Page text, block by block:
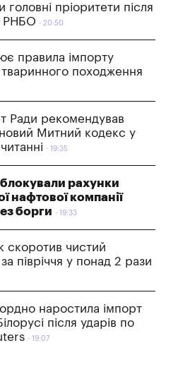
головні пріоритети після
РНБО
20:50
правила імпорту
тваринного походження
Ради рекомендував
Митний кодекс у
19:35
рахунки
нафтової компанії
борги
19:33
скоротив чистий
півріччя у понад 2 рази
наростила імпорт
після ударів по
19:07